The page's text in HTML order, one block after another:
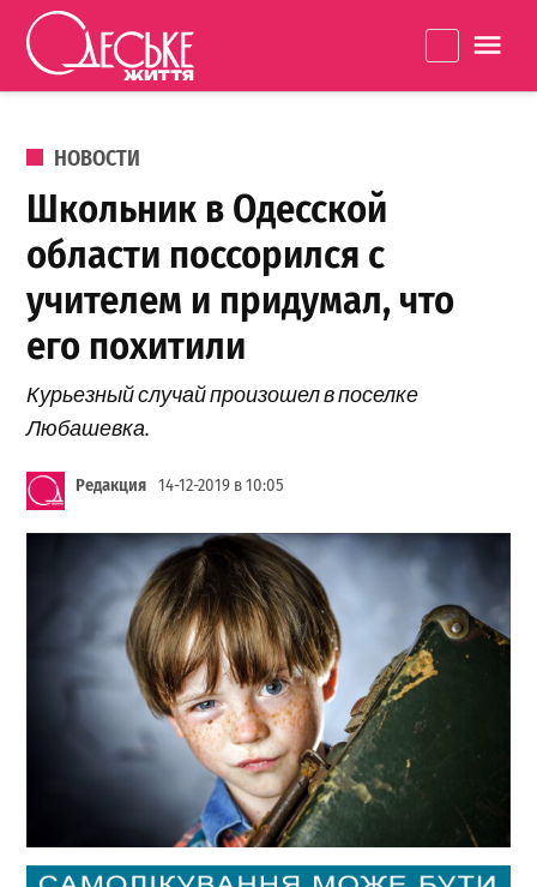
Перейти к содержанию
життя
ОПУБЛИКОВАНО В
НОВОСТИ
Школьник в Одесской
области поссорился с
учителем и придумал, что
его похитили
Курьезный случай произошел в поселке
Любашевка.
Редакция 14-12-2019 в 10:05